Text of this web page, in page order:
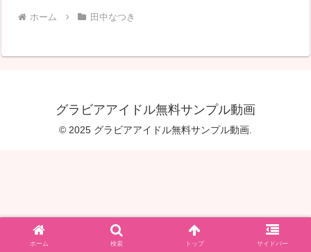
ホーム 田中なつき
グラビアアイドル無料サンプル動画
© 2025 グラビアアイドル無料サンプル動画.
ホーム 検索 トップ サイドバー